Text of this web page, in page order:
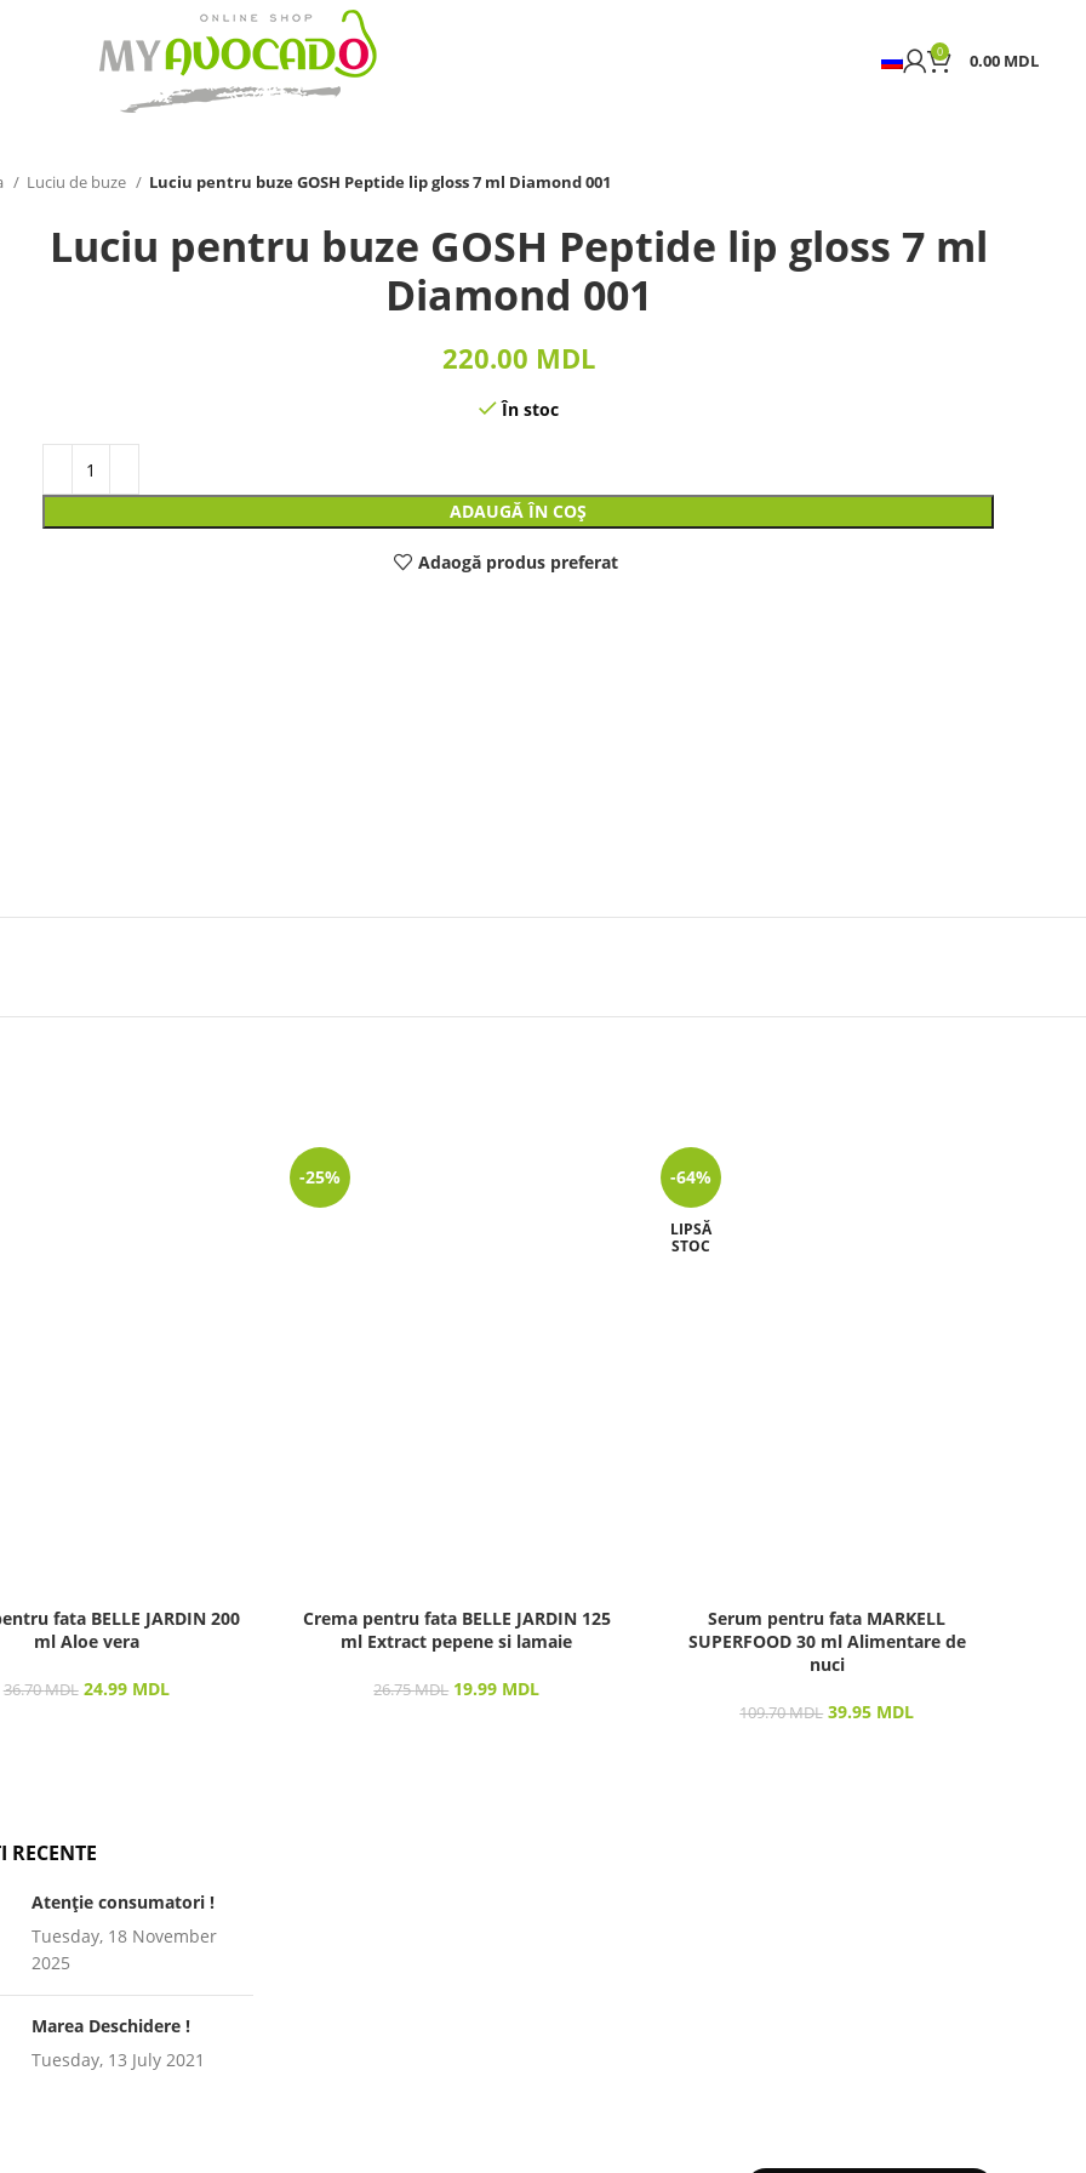
0 0.00 MDL
Luciu de buze Luciu pentru buze GOSH Peptide lip gloss 7 ml Diamond 001
Luciu pentru buze GOSH Peptide lip gloss 7 ml
Diamond 001
220.00 MDL
În stoc
ADAUGĂ ÎN COȘ
Adaogă produs preferat
fata BELLE JARDIN 200
ml Aloe vera
36.70MDL 24.99 MDL
-25%
Crema pentru fata BELLE JARDIN 125
ml Extract pepene si lamaie
26.75MDL 19.99 MDL
-64%
LIPSĂ
STOC
Serum pentru fata MARKELL
SUPERFOOD 30 ml Alimentare de
nuci
109.70MDL 39.95 MDL
RECENTE
Atenție consumatori !
Tuesday, 18 November
2025
Marea Deschidere !
Tuesday, 13 July 2021